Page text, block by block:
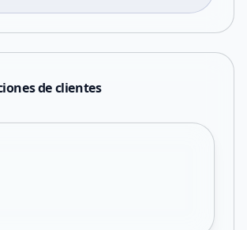
de clientes